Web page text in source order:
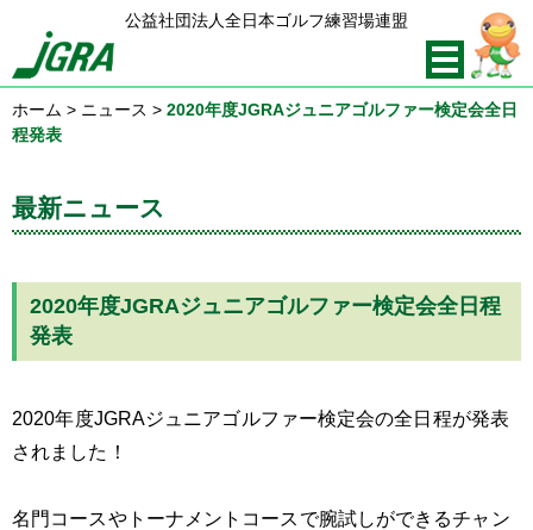
公益社団法人全日本ゴルフ練習場連盟
ホーム > ニュース > 2020年度JGRAジュニアゴルファー検定会全日
程発表
最新ニュース
2020年度JGRAジュニアゴルファー検定会全日程
発表
2020年度JGRAジュニアゴルファー検定会の全日程が発表
されました！
名門コースやトーナメントコースで腕試しができるチャン